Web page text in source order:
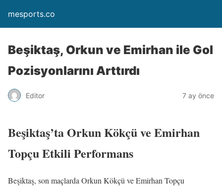
mesports.co
Beşiktaş, Orkun ve Emirhan ile Gol
Pozisyonlarını Arttırdı
Editor 7 ay önce
Beşiktaş’ta Orkun Kökçü ve Emirhan
Topçu Etkili Performans
Beşiktaş, son maçlarda Orkun Kökçü ve Emirhan Topçu